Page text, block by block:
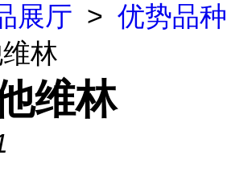
展厅 > 优势品种
林
维林